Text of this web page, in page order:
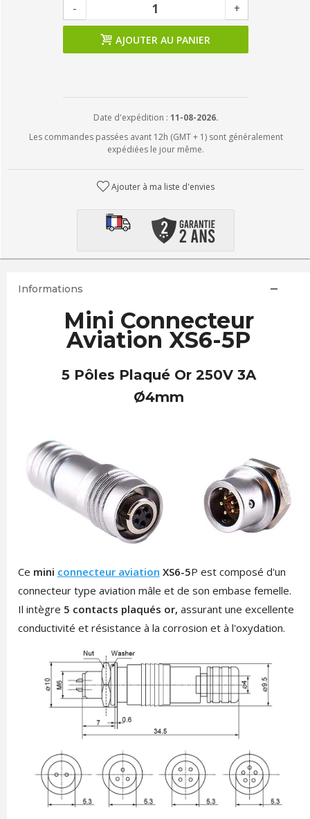
- +
AJOUTER AU PANIER
Date d'expédition : 11-08-2026.
Les commandes passées avant 12h (GMT + 1) sont généralement
expédiées le jour même.
Ajouter à ma liste d'envies
Informations
Mini Connecteur
Aviation XS6-5P
5 Pôles Plaqué Or 250V 3A
Ø4mm
Ce mini connecteur aviation XS6-5P est composé d'un
connecteur type aviation mâle et de son embase femelle.
Il intègre 5 contacts plaqués or, assurant une excellente
conductivité et résistance à la corrosion et à l'oxydation.